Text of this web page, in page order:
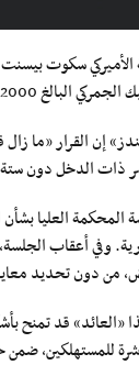
سكوت
من 100 ألف دولار سنوياً.
إن القرار «ما
العليا بشأن
وفي أعقاب
«العائد» قد تمنح
للمستهلكين،